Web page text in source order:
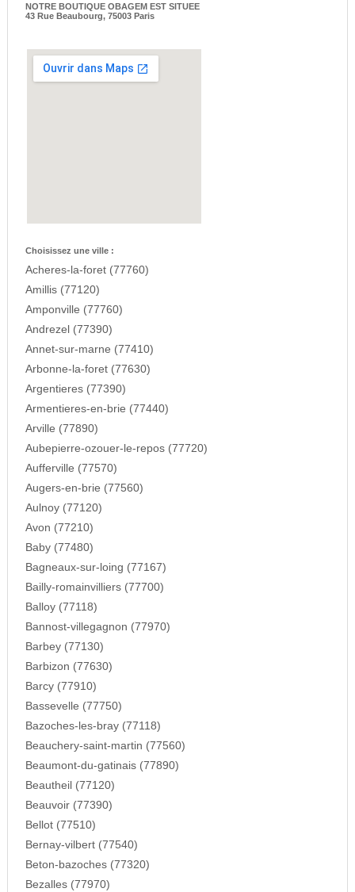
NOTRE BOUTIQUE OBAGEM EST SITUEE
43 Rue Beaubourg, 75003 Paris
Choisissez une ville :
Acheres-la-foret (77760)
Amillis (77120)
Amponville (77760)
Andrezel (77390)
Annet-sur-marne (77410)
Arbonne-la-foret (77630)
Argentieres (77390)
Armentieres-en-brie (77440)
Arville (77890)
Aubepierre-ozouer-le-repos (77720)
Aufferville (77570)
Augers-en-brie (77560)
Aulnoy (77120)
Avon (77210)
Baby (77480)
Bagneaux-sur-loing (77167)
Bailly-romainvilliers (77700)
Balloy (77118)
Bannost-villegagnon (77970)
Barbey (77130)
Barbizon (77630)
Barcy (77910)
Bassevelle (77750)
Bazoches-les-bray (77118)
Beauchery-saint-martin (77560)
Beaumont-du-gatinais (77890)
Beautheil (77120)
Beauvoir (77390)
Bellot (77510)
Bernay-vilbert (77540)
Beton-bazoches (77320)
Bezalles (77970)